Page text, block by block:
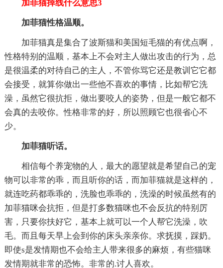
加菲猫掉线什么意思3
加菲猫性格温顺。
加菲猫真是集合了波斯猫和美国短毛猫的有优点啊，
性格特别的温顺，基本上不会对主人做出攻击的行为，总
是很温柔的对待自己的主人，不管你骂它还是教训它它都
会接受，就算你做出一些他不喜欢的事情，比如帮它洗
澡，虽然它很抗拒，做出要咬人的姿势，但是一般它都不
会真的去咬你。性格非常的好，所以照顾它也很省心不
少。
加菲猫听话。
相信每个养宠物的人，最大的愿望就是希望自己的宠
物可以非常的乖，而且听你的话，而加菲猫就是这样的，
就连吃药都乖乖的，洗脸也乖乖的，洗澡的时候虽然有的
加菲猫咪会抗拒，但是打多数猫咪也不会反抗的特别厉
害，只要你扶好它，基本上就可以一个人帮它洗澡，吹
毛。而且每天早上会到你的床头亲亲你。求抚摸，踩奶。
即使s是发情期也不会给主人带来很多的麻烦，有些猫咪
发情期就非常的恐怖。非常的.讨人喜欢。